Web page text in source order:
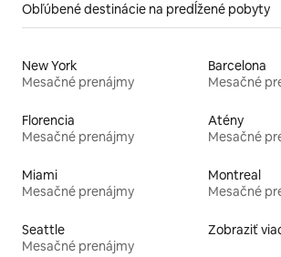
Obľúbené destinácie na predĺžené pobyty
New York
Mesačné prenájmy
Barcelona
Mesačné
Florencia
Mesačné prenájmy
Atény
Mesačné
Miami
Mesačné prenájmy
Montreal
Mesačné
Seattle
Mesačné prenájmy
Zobraziť